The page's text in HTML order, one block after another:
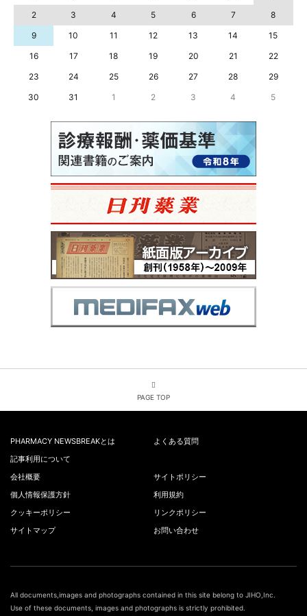
2
3 4 5 6 7
8
9
10 11 12 13 14
15
16
17 18 19 20 21
22
23
24 25 26 27 28
29
30
31 1 2 3 4 5
PAGE TOP
PHARMACY NEWSBREAKとは
よくある質問
記事利用について
会社概要
サイトポリシー
個人情報保護方針
利用規約
クッキーポリシー
リンクポリシー
サイトマップ
お問い合わせ
All documents,images and photographs contained in this site belong to JIHO,Inc.
Use of these documents, images and photographs is strictly prohibited.